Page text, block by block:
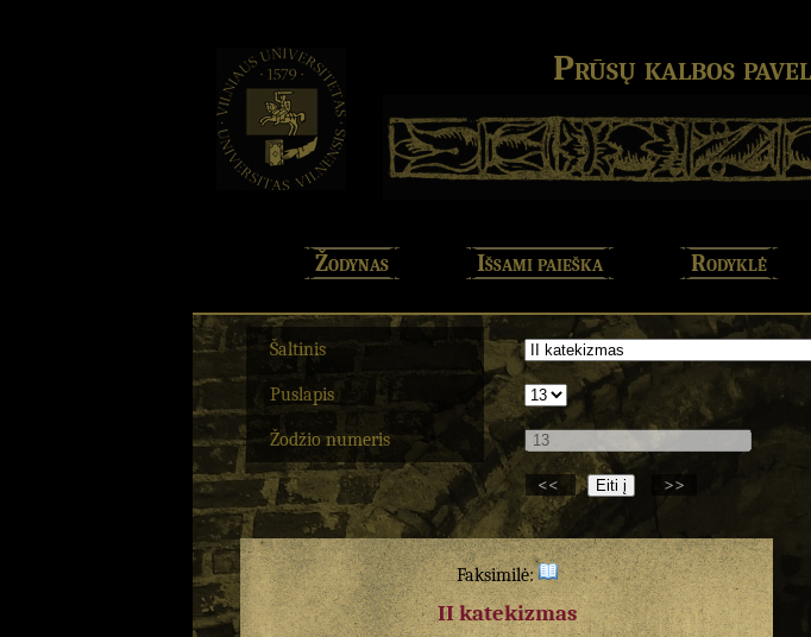
Prūsų kalbos
Žodynas Išsami paieška Rodyklė
Šaltinis
Puslapis
Žodžio numeris
<< >>
Faksimilė:
II katekizmas